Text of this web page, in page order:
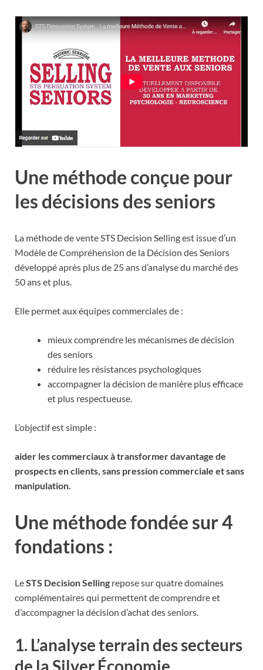
Une méthode conçue pour
les décisions des seniors
La méthode de vente STS Decision Selling est issue d’un
Modèle de Compréhension de la Décision des Seniors
développé après plus de 25 ans d’analyse du marché des
50 ans et plus.
Elle permet aux équipes commerciales de :
mieux comprendre les mécanismes de décision
des seniors
réduire les résistances psychologiques
accompagner la décision de manière plus efficace
et plus respectueuse.
L’objectif est simple :
aider les commerciaux à transformer davantage de
prospects en clients, sans pression commerciale et sans
manipulation.
Une méthode fondée sur 4
fondations :
LeSTS Decision Selling repose sur quatre domaines
complémentaires qui permettent de comprendre et
d’accompagner la décision d’achat des seniors.
1. L’analyse terrain des secteurs
de la Silver Économie